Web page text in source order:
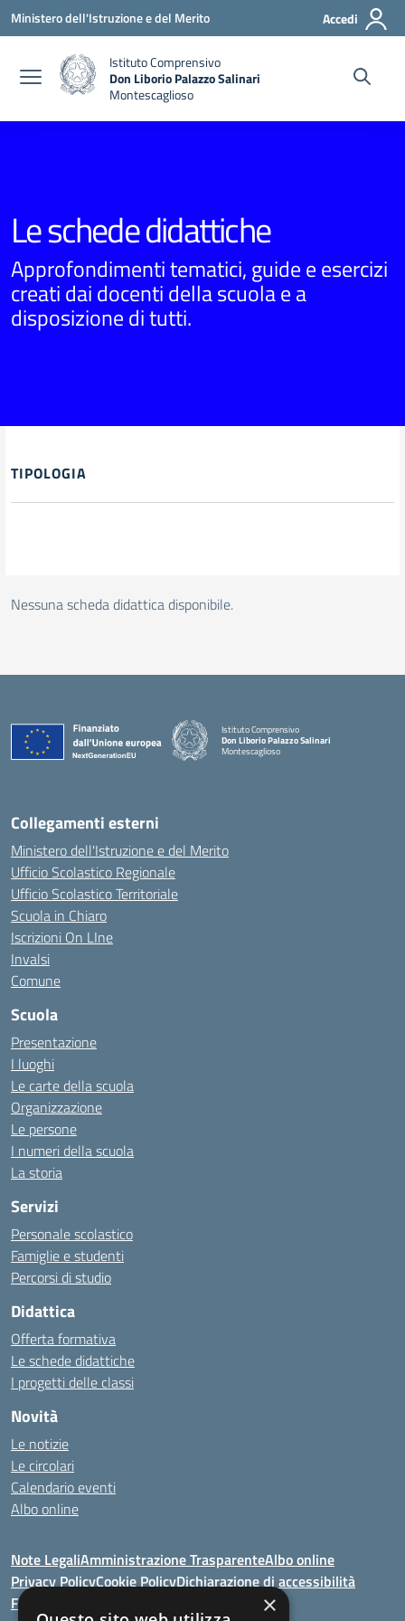
Vai ai contenuti
Vai al menu di navigazione
Vai al footer
Ministero dell'Istruzione e del Merito Accedi
Istituto Comprensivo
Don Liborio Palazzo Salinari
Montescaglioso
Le schede didattiche
Approfondimenti tematici, guide e esercizi
creati dai docenti della scuola e a
disposizione di tutti.
TIPOLOGIA
Nessuna scheda didattica disponibile.
Istituto Comprensivo
Don Liborio Palazzo Salinari
Montescaglioso
Collegamenti esterni
Ministero dell'Istruzione e del Merito
Ufficio Scolastico Regionale
Ufficio Scolastico Territoriale
Scuola in Chiaro
Iscrizioni On LIne
Invalsi
Comune
Scuola
Presentazione
I luoghi
Le carte della scuola
Organizzazione
Le persone
I numeri della scuola
La storia
Servizi
Personale scolastico
Famiglie e studenti
Percorsi di studio
Didattica
Offerta formativa
Le schede didattiche
I progetti delle classi
Novità
Le notizie
Le circolari
Calendario eventi
Albo online
Note LegaliAmministrazione TrasparenteAlbo online
Privacy PolicyCookie PolicyDichiarazione di accessibilità
Feedback
×